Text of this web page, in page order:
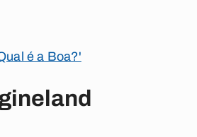
é a Boa?'